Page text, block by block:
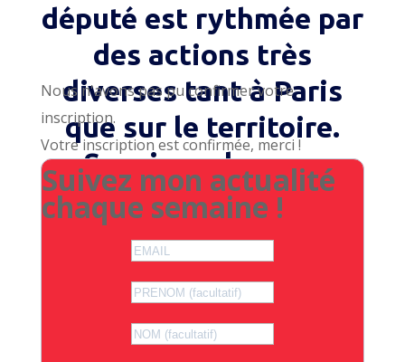
député est rythmée par
des actions très
diverses tant à Paris
que sur le territoire.
Soucieux de vous
rendre compte de mon
activité, je vous
propose de retrouver
régulièrement un
résumé de mon activité
Nous n'avons pas pu confirmer votre
inscription.
Votre inscription est confirmée, merci !
Suivez mon actualité
chaque semaine !